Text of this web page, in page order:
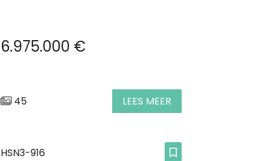
6.975.000 €
45 LEES MEER
HSN3-916